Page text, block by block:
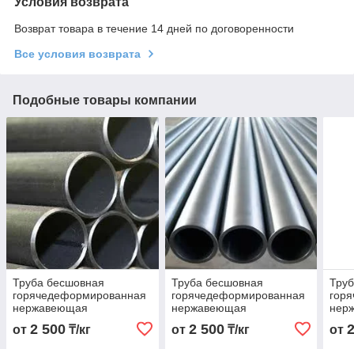
Возврат товара в течение 14 дней по договоренности
Все условия возврата
Подобные товары компании
Труба бесшовная
горячедеформированная
нержавеющая
76х4,0х6000 Марка AISI
310S
от 2 500 ₸/кг
Труба бесшовная
горячедеформированная
нержавеющая
89х3,0х6000 Марка AISI
310S
от 2 500₸/кг от